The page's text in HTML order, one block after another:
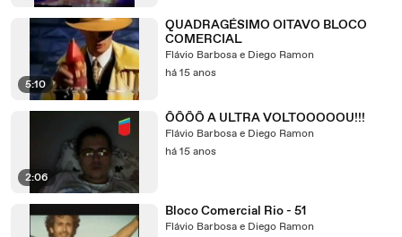
5:10
QUADRAGÉSIMO OITAVO BLOCO
COMERCIAL
Flávio Barbosa e Diego Ramon
há 15 anos
2:06
ÔÔÔÔ A ULTRA VOLTOOOOOU!!!
Flávio Barbosa e Diego Ramon
há 15 anos
Bloco Comercial Rio - 51
Flávio Barbosa e Diego Ramon